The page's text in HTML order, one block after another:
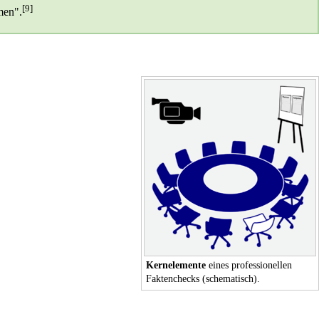
[9]
der Bahn
Kernelemente eines professionellen
Faktenchecks (schematisch).